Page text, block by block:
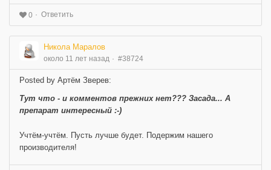
0 Ответить
Никола Маралов
около 11 лет назад #38724
Posted by Артём Зверев:
Тут что - и комментов прежних нет??? Засада... А
препарат интересный :-)
Учтём-учтём. Пусть лучше будет. Подержим нашего
производителя!